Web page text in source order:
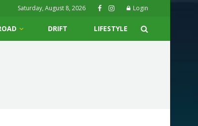
Saturday, August 8, 2026 Login
DRIFT LIFESTYLE